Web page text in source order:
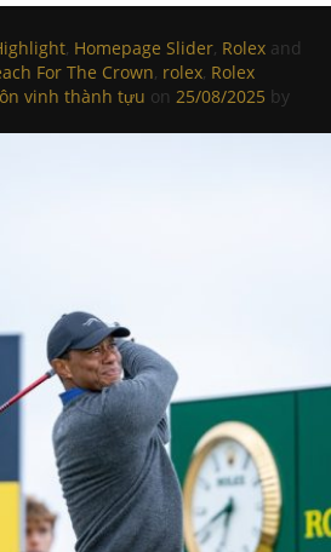
, Homepage Slider, Rolex and
For The Crown, rolex, Rolex
vinh thành tựu on 25/08/2025 by